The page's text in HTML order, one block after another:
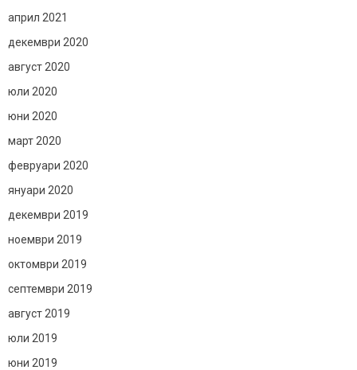
април 2021
декември 2020
август 2020
юли 2020
юни 2020
март 2020
февруари 2020
януари 2020
декември 2019
ноември 2019
октомври 2019
септември 2019
август 2019
юли 2019
юни 2019